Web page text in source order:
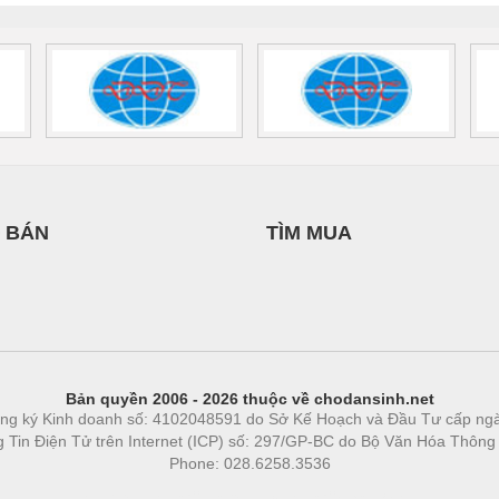
BÁN TÌM MUA
Bản quyền 2006 - 2026 thuộc về chodansinh.net
ký Kinh doanh số: 4102048591 do Sở Kế Hoạch và Đầu Tư cấp
Tin Điện Tử trên Internet (ICP) số: 297/GP-BC do Bộ Văn Hóa
Phone: 028.6258.3536